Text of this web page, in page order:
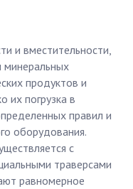
и вместительности,
минеральных
продуктов и
их погрузка в
правил и
оборудования.
с
траверсами
равномерное